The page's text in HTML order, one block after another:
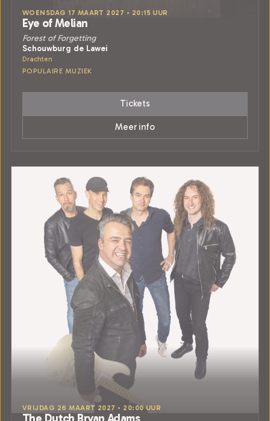
WOENSDAG 17 MAART 2027 • 20:15 UUR
Eye of Melian
Forest of Forgetting
Schouwburg de Lawei
Drachten
POPULAIRE MUZIEK
Tickets
Meer info
VRIJDAG 26 MAART 2027 • 20:00 UUR